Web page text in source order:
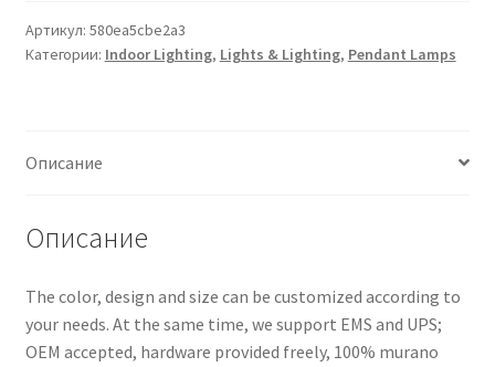
Артикул: 580ea5cbe2a3
Категории: Indoor Lighting, Lights & Lighting, Pendant Lamps
Описание
Описание
The color, design and size can be customized according to
your needs. At the same time, we support EMS and UPS;
OEM accepted, hardware provided freely, 100% murano